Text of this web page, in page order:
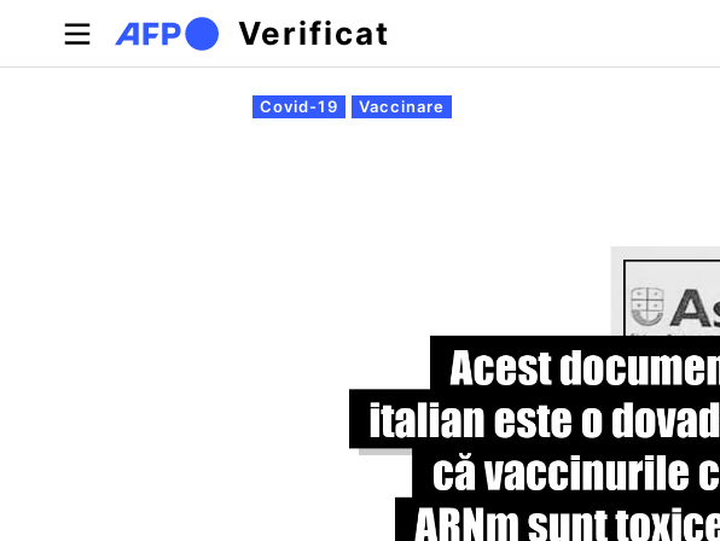
Sari la conținutul principal
Verificat
Filele principale
Covid-19 Vaccinare